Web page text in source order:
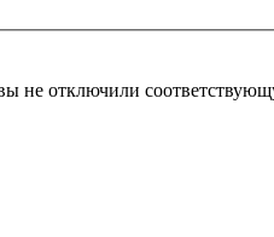
не отключили